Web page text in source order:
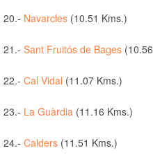
20.- Navarcles (10.51 Kms.)
21.- Sant Fruitós de Bages
22.- Cal Vidal (11.07 Kms.)
23.- La Guàrdia (11.16 Kms.)
24.- Calders (11.51 Kms.)